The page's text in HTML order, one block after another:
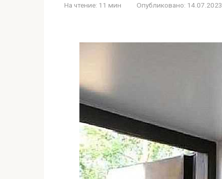
На чтение: 11 мин Опубликовано: 14.07.2023